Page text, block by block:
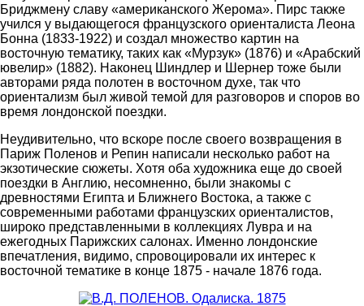
Бриджмену славу «американского Жерома». Пирс также
учился у выдающегося французского ориенталиста Леона
Бонна (1833-1922) и создал множество картин на
восточную тематику, таких как «Мурзук» (1876) и «Арабский
ювелир» (1882). Наконец Шиндлер и Шернер тоже были
авторами ряда полотен в восточном духе, так что
ориентализм был живой темой для разговоров и споров во
время лондонской поездки.
Неудивительно, что вскоре после своего возвращения в
Париж Поленов и Репин написали несколько работ на
экзотические сюжеты. Хотя оба художника еще до своей
поездки в Англию, несомненно, были знакомы с
древностями Египта и Ближнего Востока, а также с
современными работами французских ориенталистов,
широко представленными в коллекциях Лувра и на
ежегодных Парижских салонах. Именно лондонские
впечатления, видимо, спровоцировали их интерес к
восточной тематике в конце 1875 - начале 1876 года.